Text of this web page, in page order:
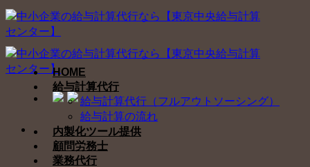
Skip
to
content
HOME
給与計算代行
給与計算代行（フルアウトソーシング）
給与計算の流れ
内製化ツール提供
顧問労務士
業務代行